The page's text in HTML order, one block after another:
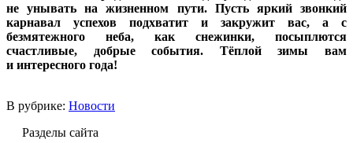
не унывать на жизненном пути. Пусть яркий звонкий
карнавал успехов подхватит и закружит вас, а с
безмятежного неба, как снежинки, посыплются
счастливые, добрые события. Тёплой зимы вам
и интересного года!
В рубрике: Новости
Разделы сайта